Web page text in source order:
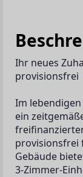
Ihr neues
provisionsfrei
Im
ein
provisionsfrei
Gebäude